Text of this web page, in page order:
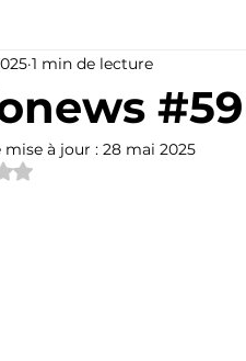
1 min de lecture
mise à jour : 28 mai 2025
NaN étoiles sur 5.